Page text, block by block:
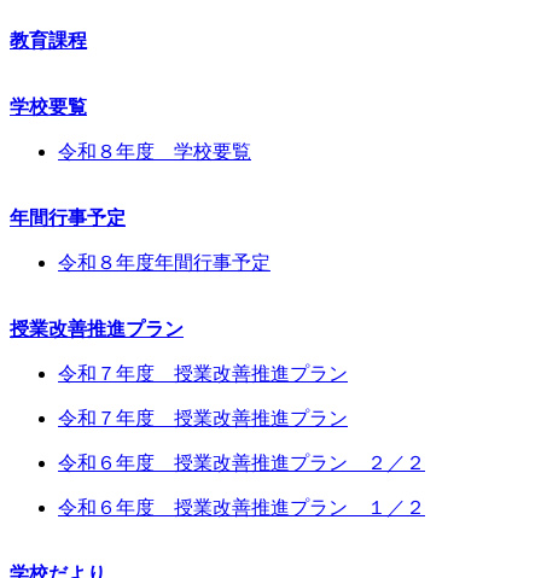
教育課程
学校要覧
令和８年度 学校要覧
年間行事予定
令和８年度年間行事予定
授業改善推進プラン
令和７年度 授業改善推進プラン
令和７年度 授業改善推進プラン
令和６年度 授業改善推進プラン ２／２
令和６年度 授業改善推進プラン １／２
学校だより